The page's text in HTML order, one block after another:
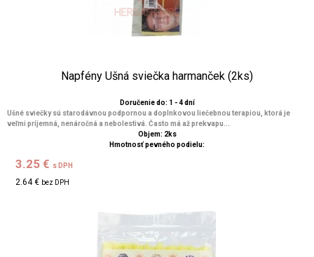
Napfény Ušná sviečka harmanček (2ks)
Doručenie do: 1 - 4 dní
Ušné sviečky sú starodávnou podpornou a doplnkovou liečebnou terapiou, ktorá je
veľmi príjemná, nenáročná a nebolestivá. Často má až prekvapu...
Objem: 2ks
Hmotnosť pevného podielu:
3.25 € s DPH
2.64 € bez DPH